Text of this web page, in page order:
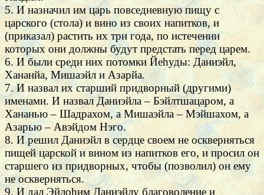
5. И назначил им царь повседневную пищу с
царского (стола) и вино из своих напитков, и
(приказал) растить их три года, по истечении
которых они должны будут предстать перед царем.
6. И были среди них потомки Йеhуды: Даниэйл,
Хананйа, Мишаэйл и Азарйа.
7. И назвал их старший придворный (другими)
именами. И назвал Даниэйла – Бэйлтшацаром, а
Хананью – Шадрахом, а Мишаэйла – Мэйшахом, а
Азарью – Авэйдом Нэго.
8. И решил Даниэйл в сердце своем не оскверняться
пищей царской и вином из напитков его, и просил он
старшего из придворных, чтобы (позволил) он ему
не оскверняться.
9. И дал Эйлоhим Даниэйлу благоволение и